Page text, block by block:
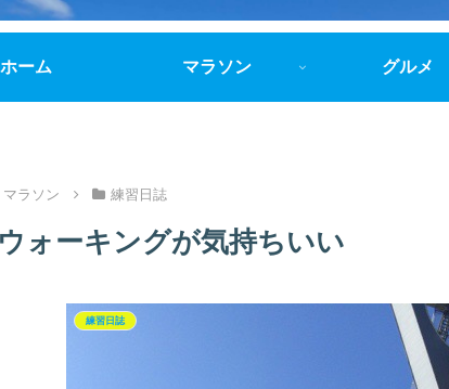
ホーム マラソン グルメ
マラソン 練習日誌
ォーキングが気持ちいい
練習日誌